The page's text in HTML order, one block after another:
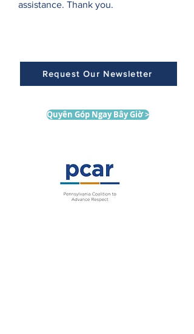
assistance. Thank you.
Request Our Newsletter
Quyên Góp Ngay Bây Giờ >